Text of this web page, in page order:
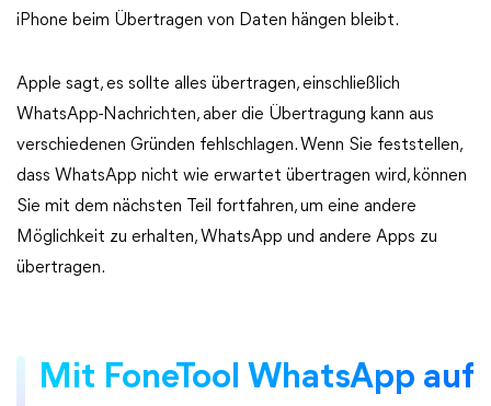
iPhone beim Übertragen von Daten hängen bleibt.
Apple sagt, es sollte alles übertragen, einschließlich
WhatsApp-Nachrichten, aber die Übertragung kann aus
verschiedenen Gründen fehlschlagen. Wenn Sie feststellen,
dass WhatsApp nicht wie erwartet übertragen wird, können
Sie mit dem nächsten Teil fortfahren, um eine andere
Möglichkeit zu erhalten, WhatsApp und andere Apps zu
übertragen.
Mit FoneTool WhatsApp auf